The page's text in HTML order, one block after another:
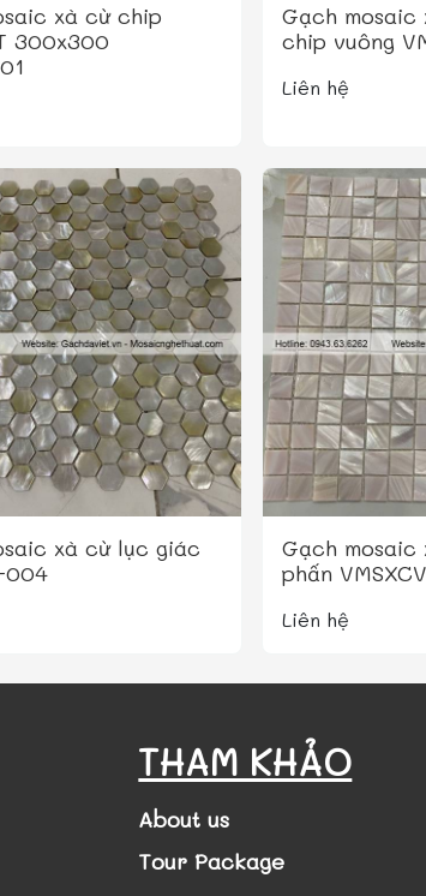
xà cừ chip
300x300
Gạch mosaic
chip vuông
Liên hệ
xà cừ lục giác
004
Gạch mosaic
phấn
Liên hệ
THAM KHẢO
About us
Tour Package